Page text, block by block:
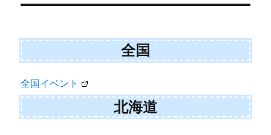
稿
ナ
ビ
ゲ
ー
シ
全国
全国イベント
北海道